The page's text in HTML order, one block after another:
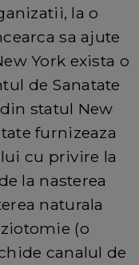
la o
sa ajute
York exista o
de Sanatate
statul New
furnizeaza
cu privire la
la nasterea
naturala
(o
canalul de